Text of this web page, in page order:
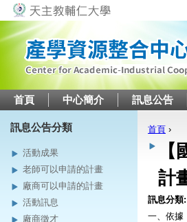
首頁 中心簡介 訊息公告
訊息公告分類
活動成果
老師可以申請的計畫
廠商可以申請的計畫
活動訊息
廠商徵才
您在
首頁 ›
計
訊息分類:
一、依據